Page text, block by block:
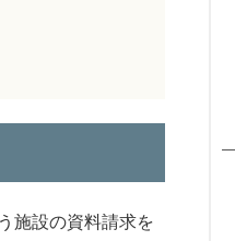
施設の資料請求を